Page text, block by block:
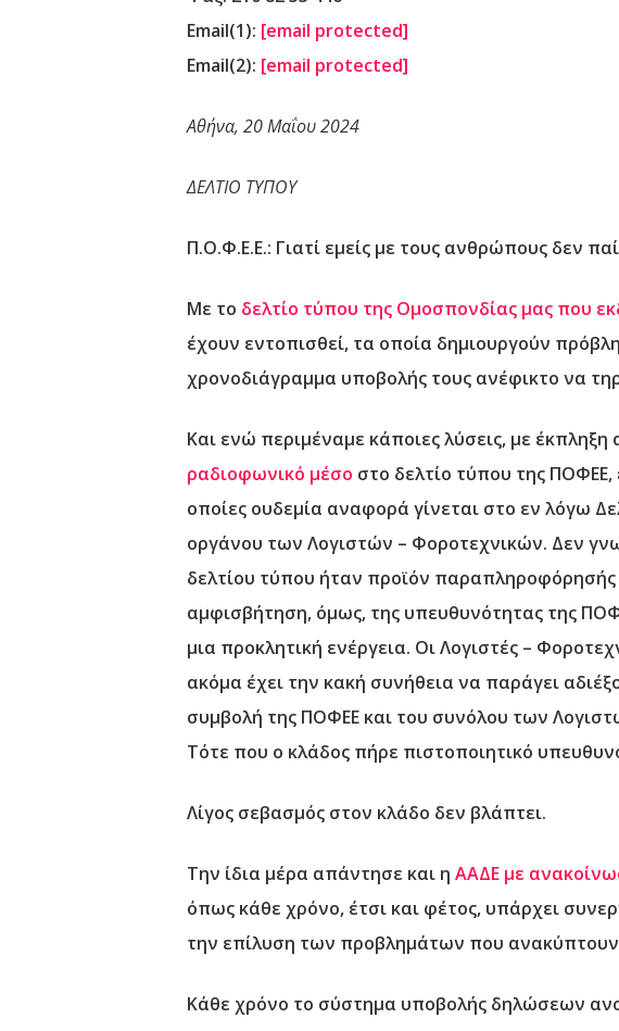
Email(1): [email protected]
Email(2): [email protected]
Αθήνα, 20 Μαΐου 2024
ΔΕΛΤΙΟ ΤΥΠΟΥ
Π.Ο.Φ.Ε.Ε.: Γιατί εμείς με τους ανθρώπους δεν
Με το δελτίο τύπου της Ομοσπονδίας μας που
έχουν εντοπισθεί, τα οποία δημιουργούν
χρονοδιάγραμμα υποβολής τους ανέφικτο να
Και ενώ περιμέναμε κάποιες λύσεις, με έκπληξη
ραδιοφωνικό μέσο στο δελτίο τύπου της ΠΟΦΕΕ,
οποίες ουδεμία αναφορά γίνεται στο εν λόγω
οργάνου των Λογιστών – Φοροτεχνικών. Δεν
δελτίου τύπου ήταν προϊόν
αμφισβήτηση, όμως, της υπευθυνότητας της
μια προκλητική ενέργεια. Οι Λογιστές –
ακόμα έχει την κακή συνήθεια να παράγει
συμβολή της ΠΟΦΕΕ και του συνόλου των
Τότε που ο κλάδος πήρε πιστοποιητικό
Λίγος σεβασμός στον κλάδο δεν βλάπτει.
Την ίδια μέρα απάντησε και η ΑΑΔΕ με
όπως κάθε χρόνο, έτσι και φέτος, υπάρχει
την επίλυση των προβλημάτων που
Κάθε χρόνο το σύστημα υποβολής δηλώσεων